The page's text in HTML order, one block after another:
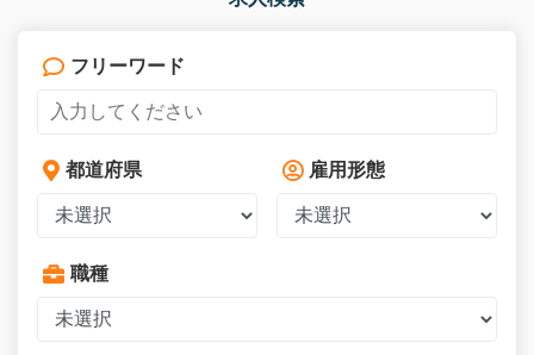
フリーワード
都道府県 雇用形態
職種